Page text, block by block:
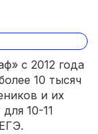
с 2012 года
10 тысяч
и их
10-11